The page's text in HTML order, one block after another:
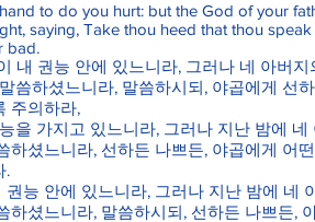
to do you hurt: but the God of your
saying, Take thou heed that thou
bad.
내 권능 안에 있느니라, 그러나 네 아버지
씀하셨느니라, 말씀하시되, 야곱에게 선
주의하라,
을 가지고 있느니라, 그러나 지난 밤에 네
하셨느니라, 선하든 나쁘든, 야곱에게 어
.
권능 안에 있느니라, 그러나 지난 밤에 네
하셨느니라, 말씀하시되, 선하든 나쁘든,